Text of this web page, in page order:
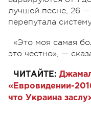
лучшей песне, 26
перепутала
«Это моя самая
это честно», —
ЧИТАЙТЕ:
«Евровидении-
что Украина